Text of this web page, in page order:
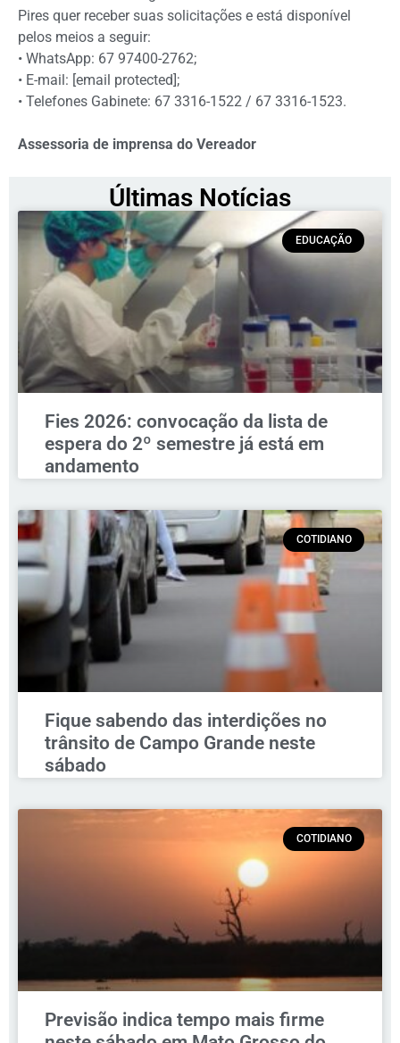
Pires quer receber suas solicitações e está disponível
pelos meios a seguir:
• WhatsApp: 67 97400-2762;
• E-mail: [email protected];
• Telefones Gabinete: 67 3316-1522 / 67 3316-1523.
Assessoria de imprensa do Vereador
Últimas Notícias
EDUCAÇÃO
Fies 2026: convocação da lista de
espera do 2º semestre já está em
andamento
COTIDIANO
Fique sabendo das interdições no
trânsito de Campo Grande neste
sábado
COTIDIANO
Previsão indica tempo mais firme